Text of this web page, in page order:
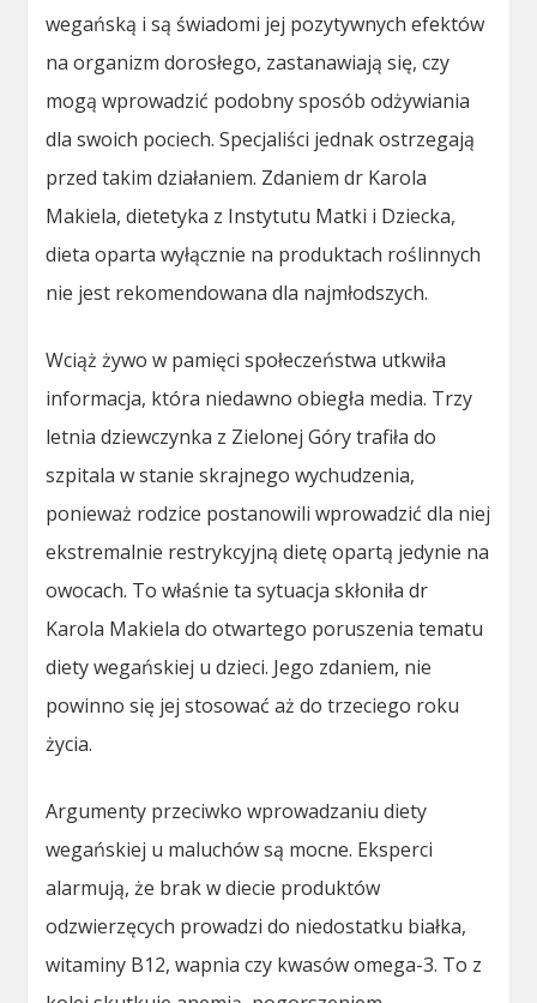
wegańską i są świadomi jej pozytywnych efektów
na organizm dorosłego, zastanawiają się, czy
mogą wprowadzić podobny sposób odżywiania
dla swoich pociech. Specjaliści jednak ostrzegają
przed takim działaniem. Zdaniem dr Karola
Makiela, dietetyka z Instytutu Matki i Dziecka,
dieta oparta wyłącznie na produktach roślinnych
nie jest rekomendowana dla najmłodszych.
Wciąż żywo w pamięci społeczeństwa utkwiła
informacja, która niedawno obiegła media. Trzy
letnia dziewczynka z Zielonej Góry trafiła do
szpitala w stanie skrajnego wychudzenia,
ponieważ rodzice postanowili wprowadzić dla niej
ekstremalnie restrykcyjną dietę opartą jedynie na
owocach. To właśnie ta sytuacja skłoniła dr
Karola Makiela do otwartego poruszenia tematu
diety wegańskiej u dzieci. Jego zdaniem, nie
powinno się jej stosować aż do trzeciego roku
życia.
Argumenty przeciwko wprowadzaniu diety
wegańskiej u maluchów są mocne. Eksperci
alarmują, że brak w diecie produktów
odzwierzęcych prowadzi do niedostatku białka,
witaminy B12, wapnia czy kwasów omega-3. To z